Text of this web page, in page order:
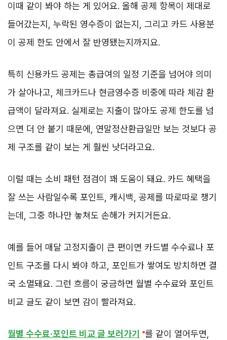
이때 같이 봐야 하는 게 있어요. 올해 공제 항목이 제대로
들어갔는지, 누락된 영수증이 없는지, 그리고 카드 사용분
이 공제 한도 안에서 잘 반영됐는지까지요.
특히 신용카드 공제는 총급여의 일정 기준을 넘어야 의미
가 살아나고, 체크카드나 현금영수증 비중에 따라 체감 환
급액이 달라져요. 실제로는 지출이 많아도 공제 한도를 넘
으면 더 안 붙기 때문에, 연말정산환급일만 보는 것보다 공
제 구조를 같이 보는 게 훨씬 낫더라고요.
이럴 때는 소비 패턴 점검이 꽤 도움이 돼요. 카드 혜택을
잘 쓰는 사람일수록 포인트, 캐시백, 공제를 따로따로 챙기
는데, 그중 하나만 놓쳐도 손해가 커지거든요.
예를 들어 매달 고정지출이 큰 편이면 카드별 수수료나 포
인트 구조를 다시 봐야 하고, 포인트가 쌓여도 방치하면 결
국 소멸돼요. 그런 흐름이 궁금하면 월별 수수료와 포인트
비교 글도 같이 보면 감이 빨라져요.
월별 수수료·포인트 비교 글 보러가기
를 같이 열어두면,